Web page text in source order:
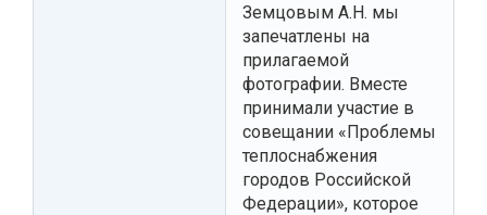
Земцовым А.Н. мы
запечатлены на
прилагаемой
фотографии. Вместе
принимали участие в
совещании «Проблемы
теплоснабжения
городов Российской
Федерации», которое